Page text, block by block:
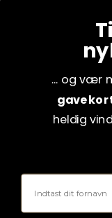
... og vær
heldig
Fornavn